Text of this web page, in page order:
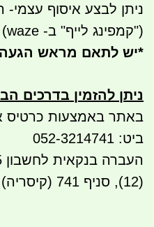
ניתן לבצע איסוף עצמי- רחוב
("קמפינג לייף" ב- waze)
*יש לתאם מראש הגעה
ניתן להזמין בדרכים
באתר באמצעות כרטיס
ביט: 052-3214741
(12), סניף 741 (קיסריה)